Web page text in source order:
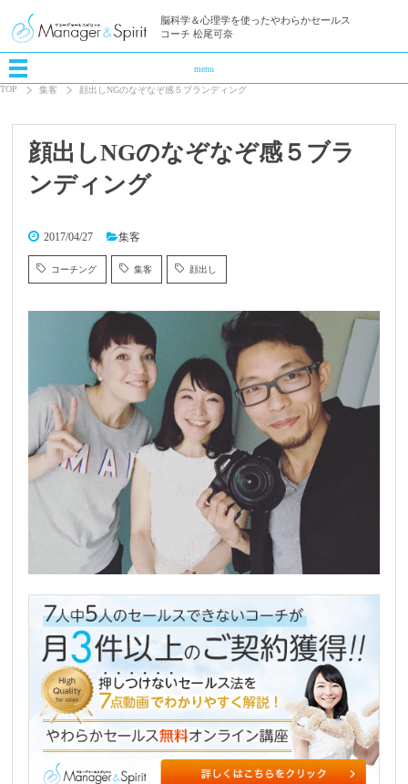
脳科学＆心理学を使ったやわらかセールス
コーチ 松尾可奈
menu
TOP
集客 顔出しNGのなぞなぞ感５ブランディング
顔出しNGのなぞなぞ感５ブラ
ンディング
2017/04/27 集客
コーチング 集客 顔出し